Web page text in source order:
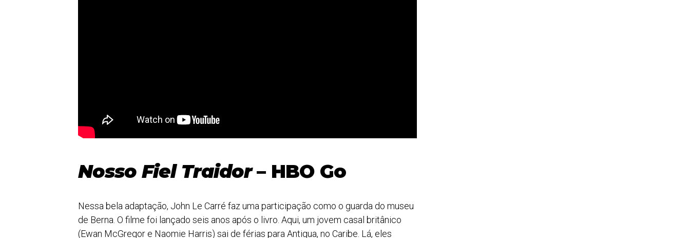
Nosso Fiel Traidor– HBO Go
Nessa bela adaptação, John Le Carré faz uma participação como o guarda do museu
de Berna. O filme foi lançado seis anos após o livro. Aqui, um jovem casal britânico
(Ewan McGregor e Naomie Harris) sai de férias para Antigua, no Caribe. Lá, eles